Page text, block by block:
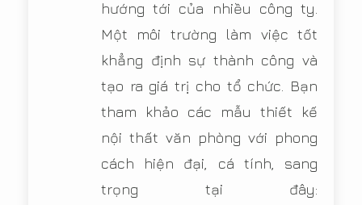
hướng tới của nhiều công ty.
Một môi trường làm việc tốt
khẳng định sự thành công và
tạo ra giá trị cho tổ chức. Bạn
tham khảo các mẫu thiết kế
nội thất văn phòng với phong
cách hiện đại, cá tính, sang
trọng tại đây: